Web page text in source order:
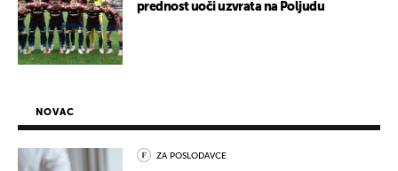
prednost uoči uzvrata na Poljudu
NOVAC
ZA POSLODAVCE